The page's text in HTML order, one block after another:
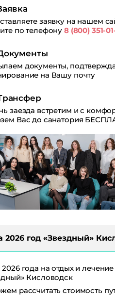
заявку на нашем
по телефону8 (800) 351-
документы,
на Вашу почту
заезда встретим и с
Вас до санатория
2026 год «Звездный»
2026года на отдых и лечение
Кисловодск
рассчитать стоимость